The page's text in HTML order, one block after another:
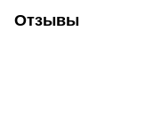
Отзывы